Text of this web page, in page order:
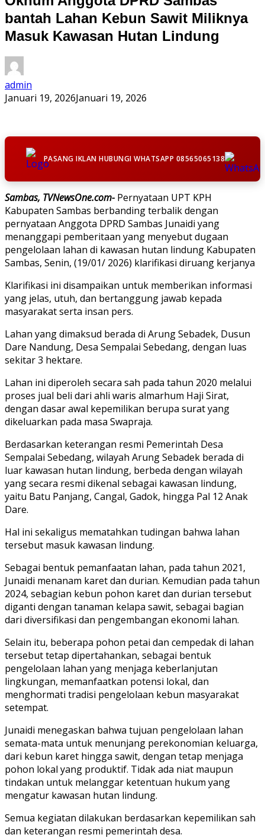
bantah Lahan Kebun Sawit Miliknya
Masuk Kawasan Hutan Lindung
admin
Januari 19, 2026Januari 19, 2026
PASANG IKLAN HUBUNGI WHATSAPP 08565065138
Sambas, TVNewsOne.com- Pernyataan UPT KPH
Kabupaten Sambas berbanding terbalik dengan
pernyataan Anggota DPRD Sambas Junaidi yang
menanggapi pemberitaan yang menyebut dugaan
pengelolaan lahan di kawasan hutan lindung Kabupaten
Sambas, Senin, (19/01/ 2026) klarifikasi diruang kerjanya
Klarifikasi ini disampaikan untuk memberikan informasi
yang jelas, utuh, dan bertanggung jawab kepada
masyarakat serta insan pers.
Lahan yang dimaksud berada di Arung Sebadek, Dusun
Dare Nandung, Desa Sempalai Sebedang, dengan luas
sekitar 3 hektare.
Lahan ini diperoleh secara sah pada tahun 2020 melalui
proses jual beli dari ahli waris almarhum Haji Sirat,
dengan dasar awal kepemilikan berupa surat yang
dikeluarkan pada masa Swapraja.
Berdasarkan keterangan resmi Pemerintah Desa
Sempalai Sebedang, wilayah Arung Sebadek berada di
luar kawasan hutan lindung, berbeda dengan wilayah
yang secara resmi dikenal sebagai kawasan lindung,
yaitu Batu Panjang, Cangal, Gadok, hingga Pal 12 Anak
Dare.
Hal ini sekaligus mematahkan tudingan bahwa lahan
tersebut masuk kawasan lindung.
Sebagai bentuk pemanfaatan lahan, pada tahun 2021,
Junaidi menanam karet dan durian. Kemudian pada tahun
2024, sebagian kebun pohon karet dan durian tersebut
diganti dengan tanaman kelapa sawit, sebagai bagian
dari diversifikasi dan pengembangan ekonomi lahan.
Selain itu, beberapa pohon petai dan cempedak di lahan
tersebut tetap dipertahankan, sebagai bentuk
pengelolaan lahan yang menjaga keberlanjutan
lingkungan, memanfaatkan potensi lokal, dan
menghormati tradisi pengelolaan kebun masyarakat
setempat.
Junaidi menegaskan bahwa tujuan pengelolaan lahan
semata-mata untuk menunjang perekonomian keluarga,
dari kebun karet hingga sawit, dengan tetap menjaga
pohon lokal yang produktif. Tidak ada niat maupun
tindakan untuk melanggar ketentuan hukum yang
mengatur kawasan hutan lindung.
Semua kegiatan dilakukan berdasarkan kepemilikan sah
dan keterangan resmi pemerintah desa.